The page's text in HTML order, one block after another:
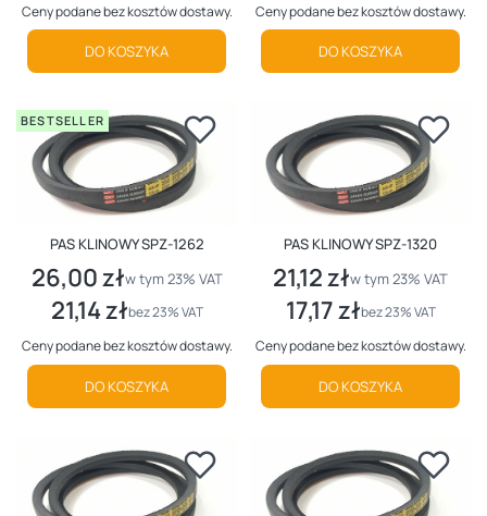
Ceny podane bez kosztów dostawy.
DO KOSZYKA
Ceny podane bez kosztów dostawy.
DO KOSZYKA
BESTSELLER
PAS KLINOWY SPZ-1262
Cena brutto
26,00 złw tym %s VAT
w tym23% VAT
Cena netto
21,14 złbez 23% VAT
Ceny podane bez kosztów dostawy.
DO KOSZYKA
PAS KLINOWY SPZ-1320
Cena brutto
21,12 złw tym %s VAT
w tym23% VAT
Cena netto
17,17 złbez 23% VAT
Ceny podane bez kosztów dostawy.
DO KOSZYKA